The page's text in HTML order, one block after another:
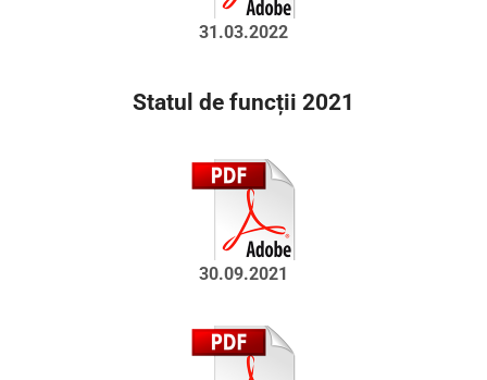
31.03.2022
Statul de funcții 2021
30.09.2021